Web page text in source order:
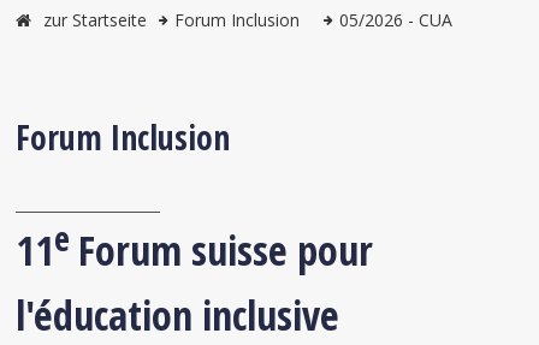
zur Startseite Forum Inclusion 05/2026 - CUA
Forum Inclusion
11e Forum suisse pour
l'éducation inclusive